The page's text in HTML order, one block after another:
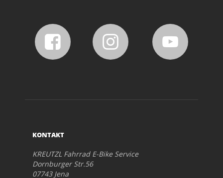
KONTAKT
KREUTZL Fahrrad E-Bike Service
Dornburger Str.56
07743 Jena